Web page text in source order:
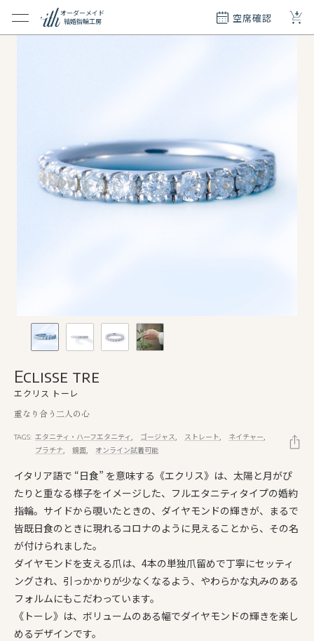
オーダーメイド
結婚指輪工房
空席確認 +
エクリス トーレ
Eclisse tre
重なり合う二人の心
TAGS: エタニティ・ハーフエタニティ ゴージャス ストレート
ネイチャー
プラチナ
鏡面 オンライン試着可能
イタリア語で “日食” を意味する《エクリス》は、太陽と月がぴ
たりと重なる様子をイメージした、フルエタニティタイプの婚約
指輪。サイドから覗いたときの、ダイヤモンドの輝きが、まるで
皆既日食のときに現れるコロナのように見えることから、その名
が付けられました。
ダイヤモンドを支える爪は、4本の単独爪留めで丁寧にセッティ
ングされ、引っかかりが少なくなるよう、やわらかな丸みのある
フォルムにもこだわっています。
《トーレ》は、ボリュームのある幅でダイヤモンドの輝きを楽し
めるデザインです。